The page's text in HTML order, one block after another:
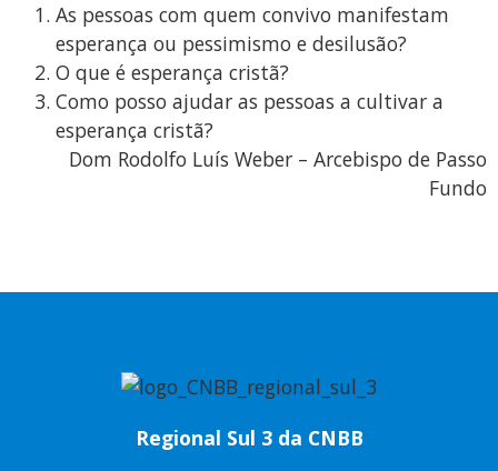
As pessoas com quem convivo manifestam
esperança ou pessimismo e desilusão?
O que é esperança cristã?
Como posso ajudar as pessoas a cultivar a
esperança cristã?
Dom Rodolfo Luís Weber – Arcebispo de Passo
Fundo
Regional Sul 3 da CNBB